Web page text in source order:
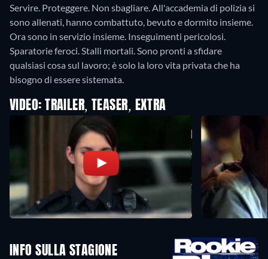
Servire. Proteggere. Non sbagliare. All'accademia di polizia si
sono allenati, hanno combattuto, bevuto e dormito insieme.
Ora sono in servizio insieme. Inseguimenti pericolosi.
Sparatorie feroci. Stalli mortali. Sono pronti a sfidare
qualsiasi cosa sul lavoro; è solo la loro vita privata che ha
bisogno di essere sistemata.
VIDEO: TRAILER, TEASER, EXTRA
INFO SULLA STAGIONE